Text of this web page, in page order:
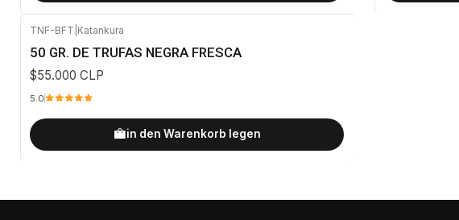
TNF-BFT Katankura
50 GR. DE TRUFAS NEGRA FRESCA
$55.000 CLP
5.0
in den Warenkorb legen